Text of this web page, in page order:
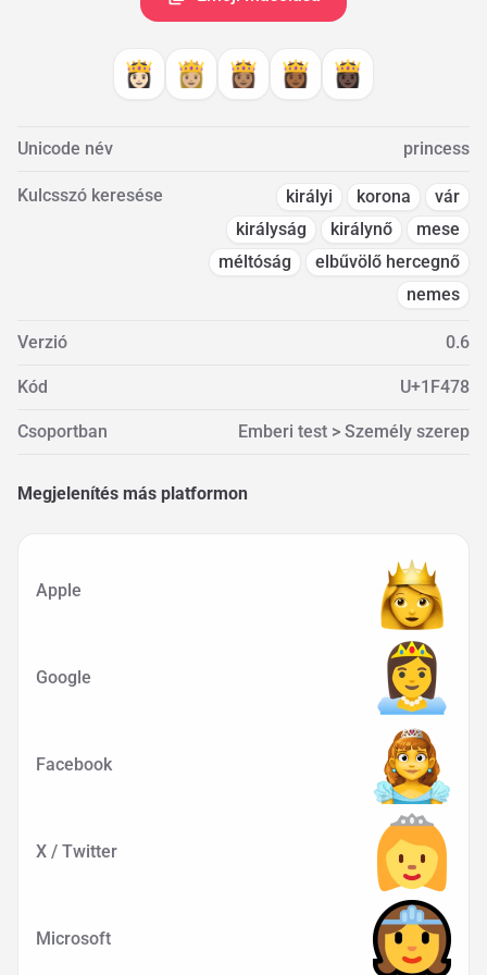
👸🏻 👸🏼 👸🏽 👸🏾 👸🏿
Unicode név princess
Kulcsszó keresése királyi korona
vár
királyság
királynő
mese
méltóság
elbűvölő hercegnő
nemes
Verzió 0.6
Kód U+1F478
Csoportban Emberi test > Személy szerep
Megjelenítés más platformon
Apple
Google
Facebook
X / Twitter
Microsoft